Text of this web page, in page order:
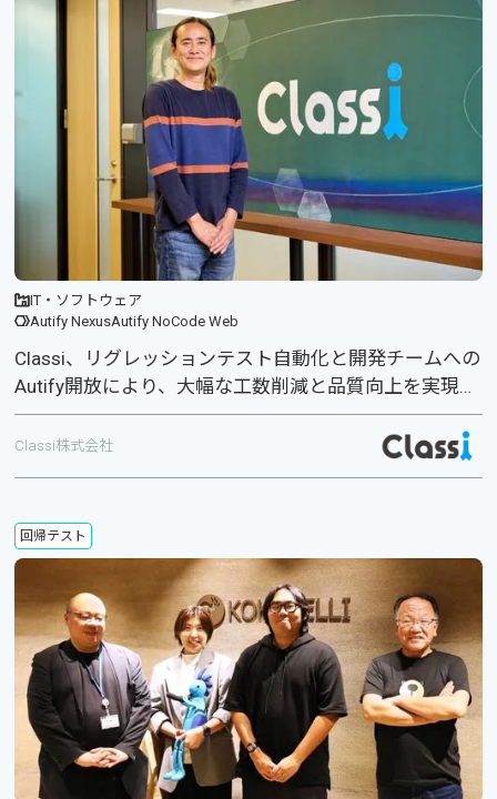
IT・ソフトウェア
Autify NexusAutify NoCode Web
Classi、リグレッションテスト自動化と開発チームへの
Autify開放により、大幅な工数削減と品質向上を実現。
個人の経験やスキルに依存せず、誰でも円滑にテスト
を自動化できる仕組みを構築
Classi株式会社
回帰テスト